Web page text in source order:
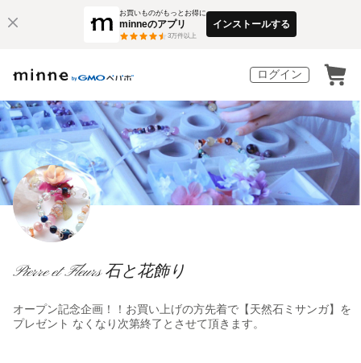
お買いものがもっとお得に
minneのアプリ
3万件以上
インストールする
ログイン
Pierre et Fleurs 石と花飾り
オープン記念企画！！お買い上げの方先着で【天然石ミサンガ】を
プレゼント なくなり次第終了とさせて頂きます。